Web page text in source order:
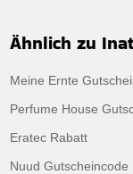
Ähnlich zu
Meine Ernte
Perfume House
Eratec Rabatt
Nuud Gutscheincode